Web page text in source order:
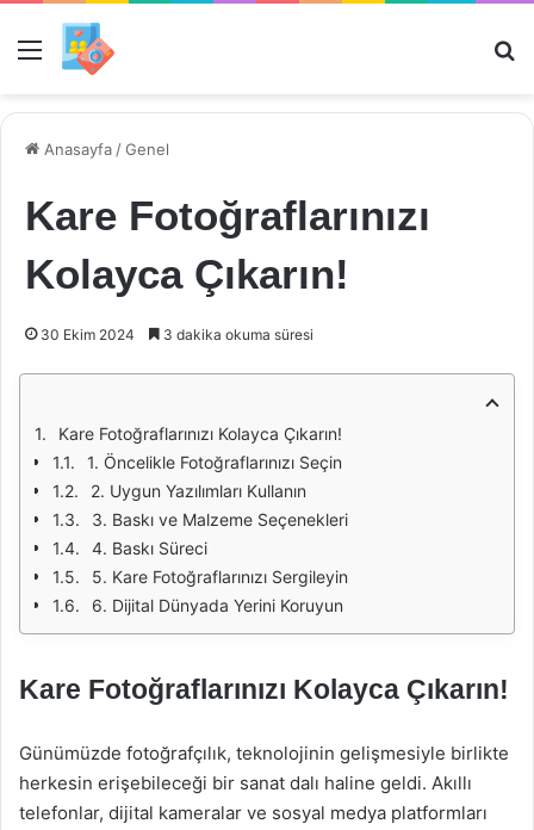
Menü
Anasayfa /Genel
Kare Fotoğraflarınızı
Kolayca Çıkarın!
30 Ekim 2024 3 dakika okuma süresi
Kare Fotoğraflarınızı Kolayca Çıkarın!
1. Öncelikle Fotoğraflarınızı Seçin
2. Uygun Yazılımları Kullanın
3. Baskı ve Malzeme Seçenekleri
4. Baskı Süreci
5. Kare Fotoğraflarınızı Sergileyin
6. Dijital Dünyada Yerini Koruyun
Kare Fotoğraflarınızı Kolayca Çıkarın!
Günümüzde fotoğrafçılık, teknolojinin gelişmesiyle birlikte
herkesin erişebileceği bir sanat dalı haline geldi. Akıllı
telefonlar, dijital kameralar ve sosyal medya platformları